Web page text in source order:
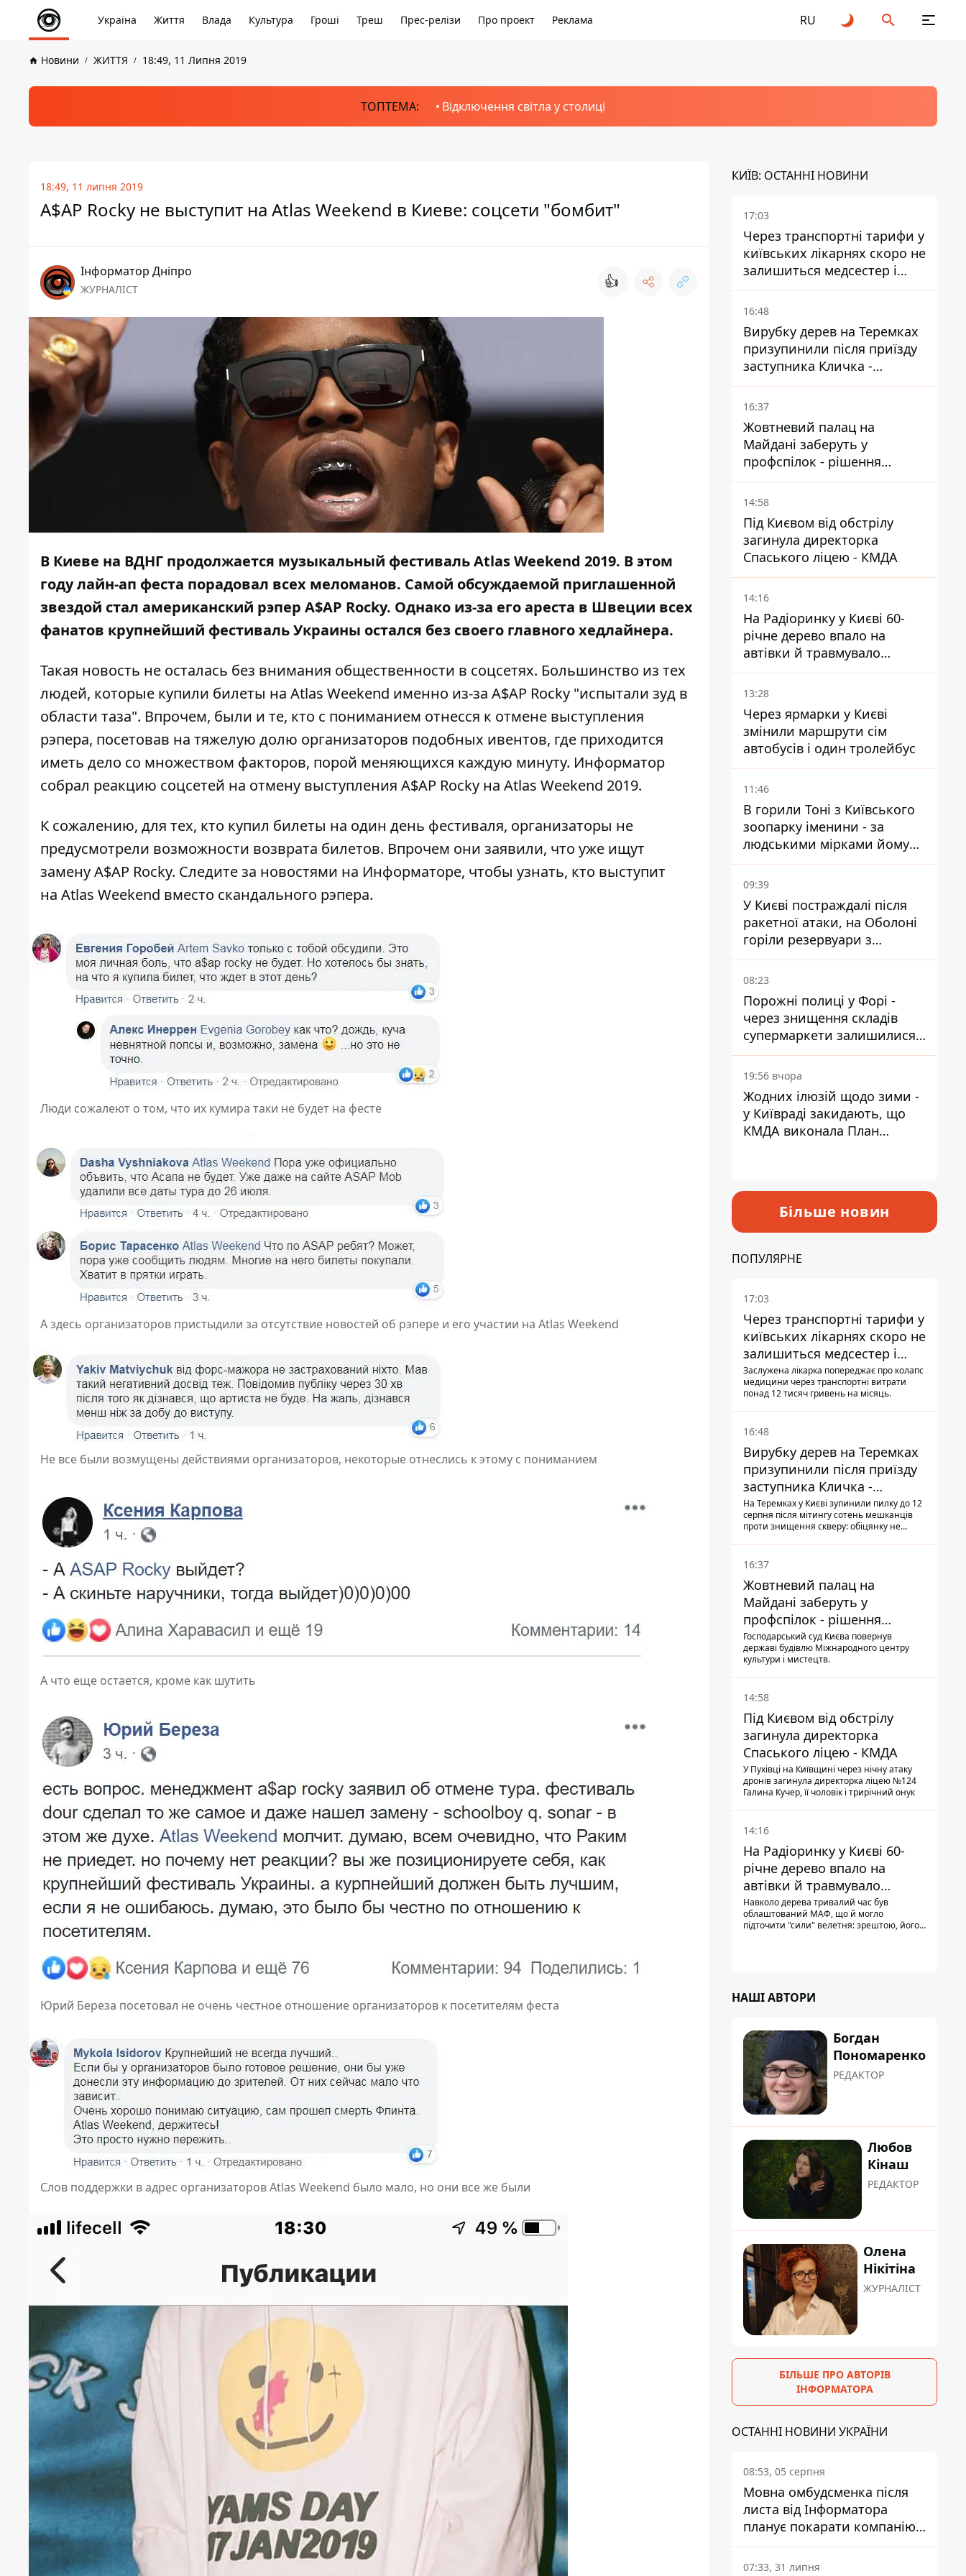
Україна Життя Влада Культура Гроші Треш Прес-релізи Про проект Реклама RU
Новини ЖИТТЯ 18:49, 11 Липня 2019
ТОПТЕМА: Відключення світла у столиці
18:49, 11 липня 2019
A$AP Rocky не выступит на Atlas Weekend в Киеве: соцсети "бомбит"
Інформатор Дніпро
ЖУРНАЛІСТ 👍
В Киеве на ВДНГ продолжается музыкальный фестивальAtlas Weekend 2019. В этом
годулайн-ап феста порадовал всех меломанов. Самой обсуждаемой приглашенной
звездой стал американский рэпер A$AP Rocky. Однако из-за его ареста в Швеции всех
фанатов крупнейший фестиваль Украины остался без своего главного хедлайнера.
Такая новость не осталась без внимания общественности в соцсетях. Большинство из тех
людей, которые купили билеты на Atlas Weekend именно из-за A$AP Rocky "испытали зуд в
области таза". Впрочем, были и те, кто с пониманием отнесся к отмене выступления
рэпера, посетовав на тяжелую долю организаторов подобных ивентов, где приходится
иметь дело со множеством факторов, порой меняющихся каждую минуту. Информатор
собрал реакцию соцсетей на отмену выступления A$AP Rocky на Atlas Weekend 2019.
К сожалению, для тех, кто купил билеты на один день фестиваля, организаторы не
предусмотрели возможности возврата билетов. Впрочем они заявили, что уже ищут
замену A$AP Rocky. Следите за новостями на Информаторе, чтобы узнать, кто выступит
на Atlas Weekend вместо скандального рэпера.
Люди сожалеют о том, что их кумира таки не будет на фесте
А здесь организаторов пристыдили за отсутствие новостей об рэпере и его участии на Atlas Weekend
Не все были возмущены действиями организаторов, некоторые отнеслись к этому с пониманием
А что еще остается, кроме как шутить
Юрий Береза посетовал не очень честное отношение организаторов к посетителям феста
Слов поддержки в адрес организаторов Atlas Weekend было мало, но они все же были
КИЇВ: ОСТАННІ НОВИНИ
17:03
Через транспортні тарифи у
київських лікарнях скоро не
залишиться медсестер і
санітарок - професор
Голубовська
16:48
Вирубку дерев на Теремках
призупинили після приїзду
заступника Кличка -
почався діалог
16:37
Жовтневий палац на
Майдані заберуть у
профспілок - рішення
Господарського суду
14:58
Під Києвом від обстрілу
загинула директорка
Спаського ліцею - КМДА
14:16
На Радіоринку у Києві 60-
річне дерево впало на
автівки й травмувало
людину - подробиці
13:28
Через ярмарки у Києві
змінили маршрути сім
автобусів і один тролейбус
11:46
В горили Тоні з Київського
зоопарку іменини - за
людськими мірками йому
вже понад 90 років
09:39
У Києві постраждалі після
ракетної атаки, на Оболоні
горіли резервуари з
паливом
08:23
Порожні полиці у Форі -
через знищення складів
супермаркети залишилися
без асортименту
19:56 вчора
Жодних ілюзій щодо зими -
у Київраді закидають, що
КМДА виконала План
Більше новин
ПОПУЛЯРНЕ
17:03
Через транспортні тарифи у
київських лікарнях скоро не
залишиться медсестер і
санітарок - професор
Голубовська
Заслужена лікарка попереджає про колапс
медицини через транспортні витрати
понад 12 тисяч гривень на місяць.
16:48
Вирубку дерев на Теремках
призупинили після приїзду
заступника Кличка -
почався діалог
На Теремках у Києві зупинили пилку до 12
серпня після мітингу сотень мешканців
проти знищення скверу: обіцянку не
прибув налагодити комунікацію
16:37
Жовтневий палац на
Майдані заберуть у
профспілок - рішення
Господарського суду
Господарський суд Києва повернув
державі будівлю Міжнародного центру
культури і мистецтв.
14:58
Під Києвом від обстрілу
загинула директорка
Спаського ліцею - КМДА
У Пухівці на Київщині через нічну атаку
дронів загинула директорка ліцею №124
Галина Кучер, її чоловік і трирічний онук
14:16
На Радіоринку у Києві 60-
річне дерево впало на
автівки й травмувало
людину - подробиці
Навколо дерева тривалий час був
облаштований МАФ, що й могло
підточити "сили" велетня: зрештою, його
НАШІ АВТОРИ
Богдан
Пономаренко
РЕДАКТОР
Любов
Кінаш
РЕДАКТОР
Олена
Нікітіна
ЖУРНАЛІСТ
БІЛЬШЕ ПРО АВТОРІВ
ІНФОРМАТОРА
ОСТАННІ НОВИНИ УКРАЇНИ
08:53, 05 серпня
Мовна омбудсменка після
листа від Інформатора
планує покарати компанію-
підрядника ПриватБанку
07:33, 31 липня